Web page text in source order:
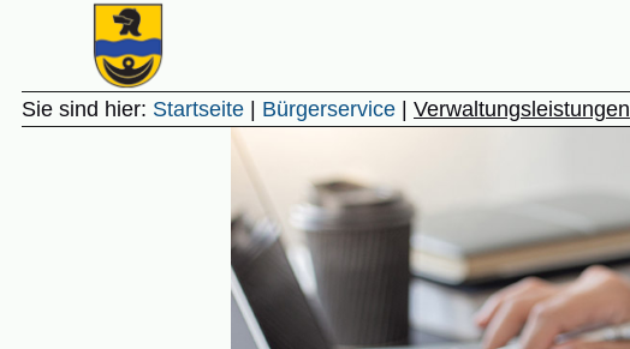
Gemeinde Unterstadion
Sie sind hier: Startseite Bürgerservice Verwaltungsleistungen